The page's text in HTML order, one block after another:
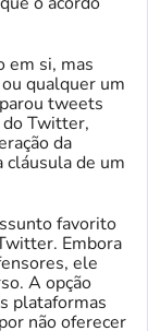
em si, mas
qualquer um
tweets
do Twitter,
da
cláusula de um
favorito
Embora
ele
A opção
plataformas
não oferecer